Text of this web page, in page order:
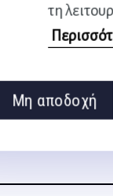
τη
Μη αποδοχή